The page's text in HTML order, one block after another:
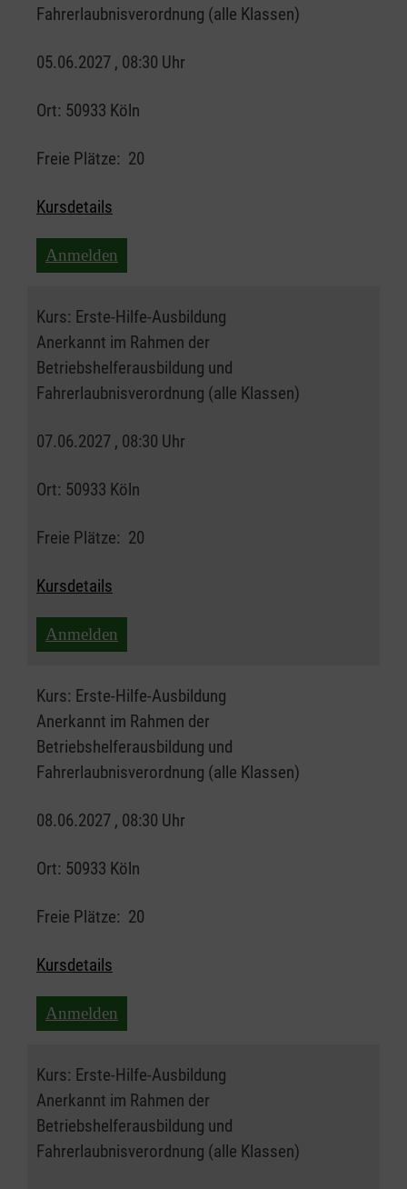
Fahrerlaubnisverordnung (alle Klassen)
05.06.2027 , 08:30 Uhr
Ort: 50933 Köln
Freie Plätze: 20
Kursdetails
Anmelden
Kurs: Erste-Hilfe-Ausbildung
Anerkannt im Rahmen der
Betriebshelferausbildung und
Fahrerlaubnisverordnung (alle Klassen)
07.06.2027 , 08:30 Uhr
Ort: 50933 Köln
Freie Plätze: 20
Kursdetails
Anmelden
Kurs: Erste-Hilfe-Ausbildung
Anerkannt im Rahmen der
Betriebshelferausbildung und
Fahrerlaubnisverordnung (alle Klassen)
08.06.2027 , 08:30 Uhr
Ort: 50933 Köln
Freie Plätze: 20
Kursdetails
Anmelden
Kurs: Erste-Hilfe-Ausbildung
Anerkannt im Rahmen der
Betriebshelferausbildung und
Fahrerlaubnisverordnung (alle Klassen)